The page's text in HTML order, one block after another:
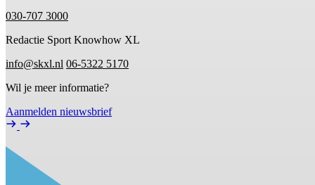
030-707 3000
Redactie Sport Knowhow XL
info@skxl.nl 06-5322 5170
Wil je meer informatie?
Aanmelden nieuwsbrief